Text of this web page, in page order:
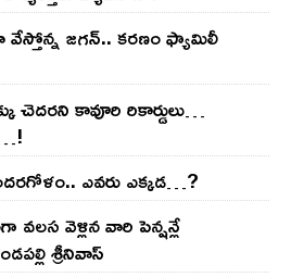
జ‌గ‌న్‌.. క‌ర‌ణం ఫ్యామిలీ
చెద‌ర‌ని కావూరి రికార్డులు…
ఎవ‌రు ఎక్క‌డ‌…?
వెళ్లిన వారి పెన్ష‌న్లే
శ్రీనివాస్